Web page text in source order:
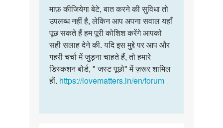
to
मुझे
बात
करना
h
by
Sanu
माफ़
कीजियेगा
बेटे,
बात
करने…
माफ़ कीजियेगा बेटे, बात करने की सुविधा तो
उपलब्ध नहीं है, लेकिन आप अपना सवाल यहाँ
पूछ सकते हैं हम पूरी कोशिश करेंगे आपको
सही सलाह देने की. यदि इस मुद्दे पर आप और
गहरी चर्चा में जुड़ना चाहते हैं, तो हमारे
डिस्कशन बोर्ड, " जस्ट पूछो" में ज़रूर शामिल
हों. https://lovematters.in/en/forum